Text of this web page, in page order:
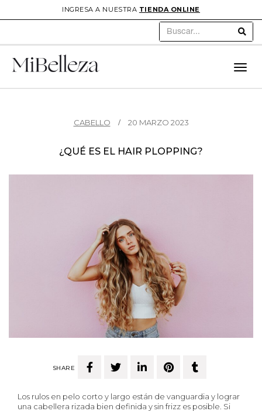
INGRESA A NUESTRA TIENDA ONLINE
CABELLO 20 MARZO 2023
¿QUÉ ES EL HAIR PLOPPING?
SHARE
Los rulos en pelo corto y largo están de vanguardia y lograr
una cabellera rizada bien definida y sin frizz es posible. Si